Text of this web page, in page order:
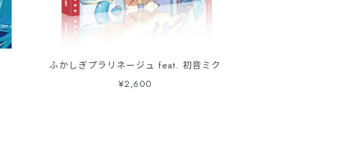
ふかしぎプラリネージュ feat. 初音ミク
¥2,600